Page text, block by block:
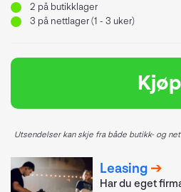
2 på butikklager
3 på nettlager (1 - 3 uker)
Kjøp
Utsendelser kan skje fra både butikk- og
Leasing
Har du eget